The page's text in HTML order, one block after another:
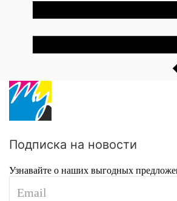
Подписка на новости
Узнавайте о наших выгодных